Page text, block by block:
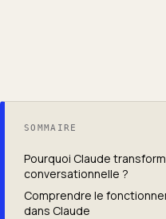
SOMMAIRE
Pourquoi Claude
conversationnelle ?
Comprendre le
dans Claude